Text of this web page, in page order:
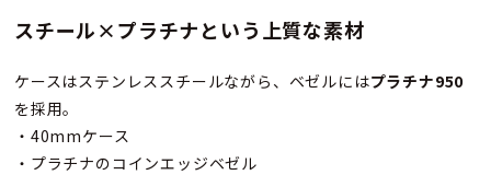
スチール×プラチナという上質な素材
ケースはステンレススチールながら、ベゼルにはプラチナ950
を採用。
・40mmケース
・プラチナのコインエッジベゼル